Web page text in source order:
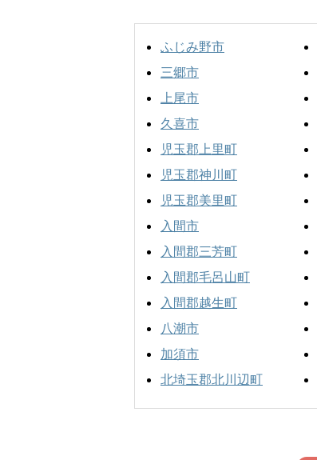
ふじみ野市
三郷市
上尾市
久喜市
児玉郡上里町
児玉郡神川町
児玉郡美里町
入間市
入間郡三芳町
入間郡毛呂山町
入間郡越生町
八潮市
加須市
北埼玉郡北川辺町